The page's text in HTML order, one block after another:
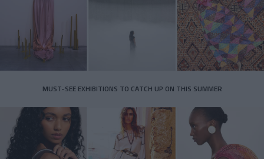
MUST-SEE EXHIBITIONS TO CATCH UP ON THIS SUMMER